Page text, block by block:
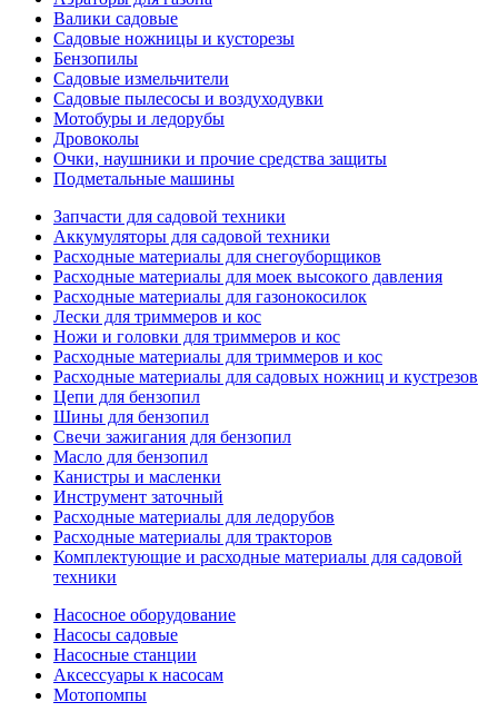
Валики садовые
Садовые ножницы и кусторезы
Бензопилы
Садовые измельчители
Садовые пылесосы и воздуходувки
Мотобуры и ледорубы
Дровоколы
Очки, наушники и прочие средства защиты
Подметальные машины
Запчасти для садовой техники
Аккумуляторы для садовой техники
Расходные материалы для снегоуборщиков
Расходные материалы для моек высокого давления
Расходные материалы для газонокосилок
Лески для триммеров и кос
Ножи и головки для триммеров и кос
Расходные материалы для триммеров и кос
Расходные материалы для садовых ножниц и кустрезов
Цепи для бензопил
Шины для бензопил
Свечи зажигания для бензопил
Масло для бензопил
Канистры и масленки
Инструмент заточный
Расходные материалы для ледорубов
Расходные материалы для тракторов
Комплектующие и расходные материалы для садовой
техники
Насосное оборудование
Насосы садовые
Насосные станции
Аксессуары к насосам
Мотопомпы